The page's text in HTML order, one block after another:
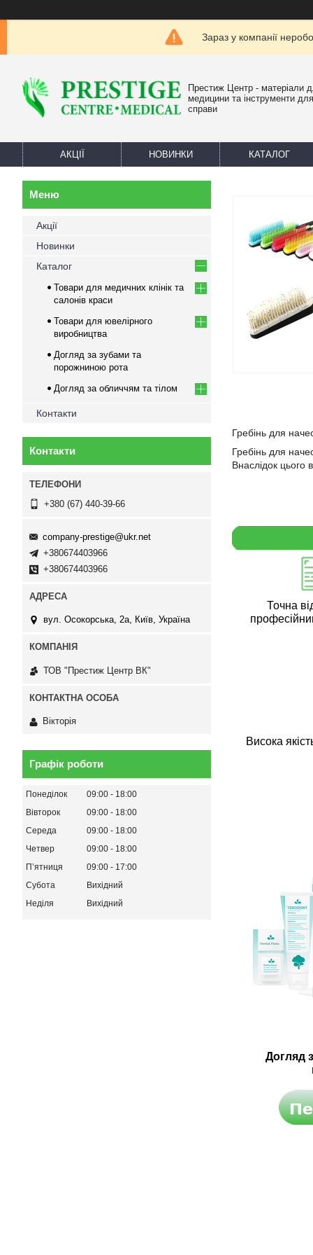
Зараз у компанії
Престиж Центр - матеріали
медицини та інструменти
справи
АКЦІЇ НОВИНКИ КАТАЛОГ
Гребінь для
Гребінь для
Внаслідок цього
Точна
Висока
Догляд
Акції
Новинки
Каталог
Товари для медичних клінік та
салонів краси
Товари для ювелірного
виробництва
Догляд за зубами та
порожниною рота
Догляд за обличчям та тілом
Контакти
Контакти
+380 (67) 440-39-66
company-prestige@ukr.net
+380674403966
+380674403966
вул. Осокорська, 2а, Київ, Україна
ТОВ "Престиж Центр ВК"
Вікторія
Графік роботи
Понеділок 09:00
18:00
Вівторок
09:00
18:00
Середа
09:00
18:00
Четвер
09:00
18:00
Пʼятниця
09:00
17:00
Субота
Вихідний
Неділя
Вихідний